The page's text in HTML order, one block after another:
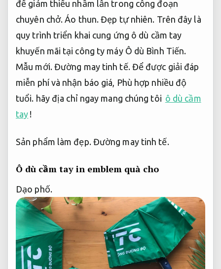
để giảm thiểu nhầm lẫn trong công đoạn
chuyên chở.Áo thun. Đẹp tự nhiên. Trên đây là
quy trình triển khai cung ứng ô dù cầm tay
khuyến mãi tại công ty máy Ô dù Bình Tiến.
Mẫu mới. Đường may tinh tế.Để được giải đáp
miễn phí và nhận báo giá, Phù hợp nhiều độ
tuổi. hãy địa chỉ ngay mang chúng tôi ô dù cầm
tay !
Sản phẩm làm đẹp. Đường may tinh tế.
Ô dù cầm tay in emblem quà cho
Dạo phố.